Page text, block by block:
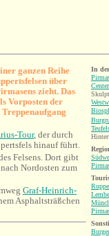
ganzen Reihe
über
zieht. Das
Vorposten der
Tour, der durch
hinauf führt.
Felsens. Dort gibt
Nordosten zum
Graf-Heinrich-
Asphaltsträßchen
In
Center